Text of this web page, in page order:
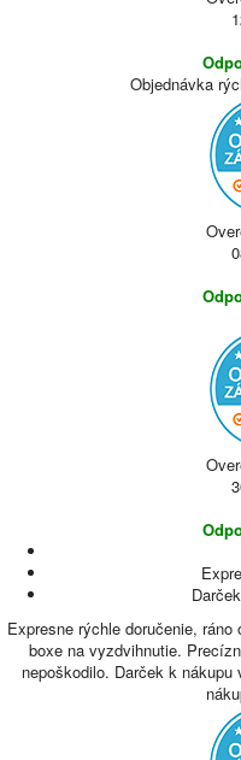
Objednávka
Expresne rýchle doručenie, ráno
boxe na vyzdvihnutie.
nepoškodilo. Darček k